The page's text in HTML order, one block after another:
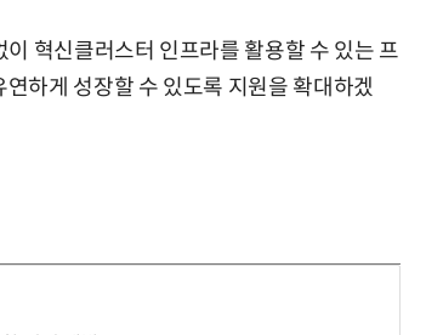
혁신클러스터 인프라를 활용할 수 있는 프
하게 성장할 수 있도록 지원을 확대하겠